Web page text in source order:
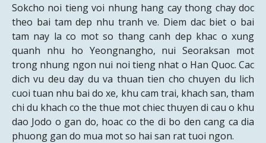
Sokcho noi tieng voi nhung hang cay thong chay doc
theo bai tam dep nhu tranh ve. Diem dac biet o bai
tam nay la co mot so thang canh dep khac o xung
quanh nhu ho Yeongnangho, nui Seoraksan mot
trong nhung ngon nui noi tieng nhat o Han Quoc. Cac
dich vu deu day du va thuan tien cho chuyen du lich
cuoi tuan nhu bai do xe, khu cam trai, khach san, tham
chi du khach co the thue mot chiec thuyen di cau o khu
dao Jodo o gan do, hoac co the di bo den cang ca dia
phuong gan do mua mot so hai san rat tuoi ngon.